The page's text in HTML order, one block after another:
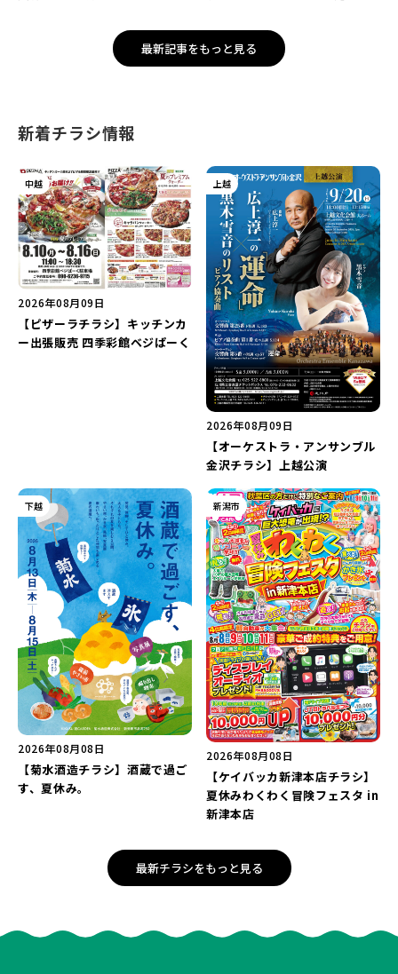
り体験」を満喫しよう♪
もう♪
最新記事をもっと見る
新着チラシ情報
中越
2026年08月09日
【ピザーラチラシ】キッチンカ
ー出張販売 四季彩館ベジぱーく
上越
2026年08月09日
【オーケストラ・アンサンブル
金沢チラシ】上越公演
下越
2026年08月08日
【菊水酒造チラシ】酒蔵で過ご
す、夏休み。
新潟市
2026年08月08日
【ケイバッカ新津本店チラシ】
夏休みわくわく冒険フェスタ in
新津本店
最新チラシをもっと見る